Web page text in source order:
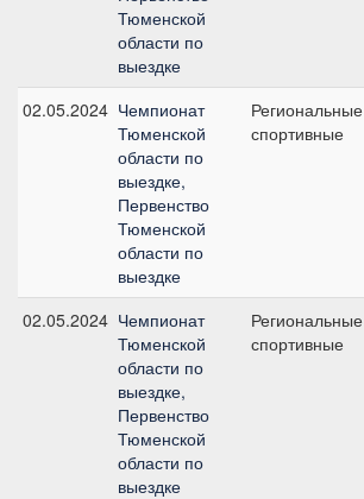
Тюменской
области по
выездке
02.05.2024 Чемпионат
Тюменской
области по
выездке,
Первенство
Тюменской
области по
выездке
Региональные
спортивные
02.05.2024 Чемпионат
Тюменской
области по
выездке,
Первенство
Тюменской
области по
выездке
Региональные
спортивные